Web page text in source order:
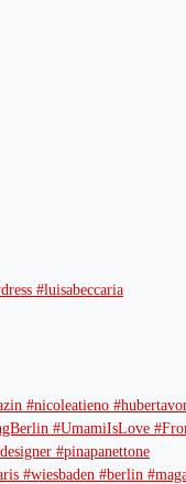
#luisabeccaria
#nicoleatieno
#UmamiIsLove
#pinapanettone
#wiesbaden #berlin